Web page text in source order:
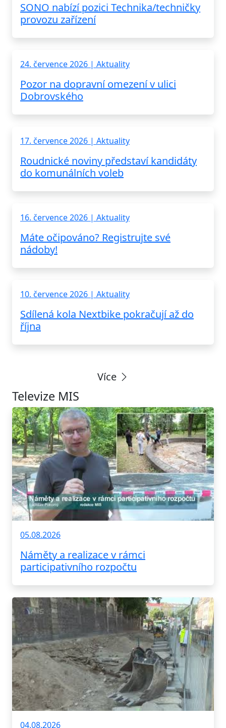
SONO nabízí pozici Technika/techničky
provozu zařízení
24. července 2026 | Aktuality
Pozor na dopravní omezení v ulici
Dobrovského
17. července 2026 | Aktuality
Roudnické noviny představí kandidáty
do komunálních voleb
16. července 2026 | Aktuality
Máte očipováno? Registrujte své
nádoby!
10. července 2026 | Aktuality
Sdílená kola Nextbike pokračují až do
října
Více
Televize MIS
05.08.2026
Náměty a realizace v rámci
participativního rozpočtu
04.08.2026